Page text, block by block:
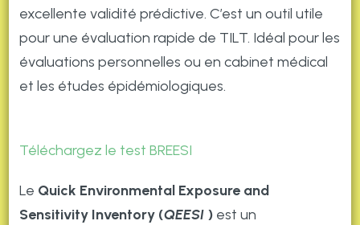
excellente validité prédictive. C’est un outil utile
pour une évaluation rapide de TILT. Idéal pour les
évaluations personnelles ou en cabinet médical
et les études épidémiologiques.
Téléchargez le test BREESI
Le Quick Environmental Exposure and
Sensitivity Inventory (QEESI )est un